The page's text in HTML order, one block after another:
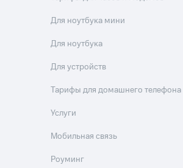
Для ноутбука мини
Для ноутбука
Для устройств
Тарифы для домашнего телефона
Услуги
Мобильная связь
Роуминг